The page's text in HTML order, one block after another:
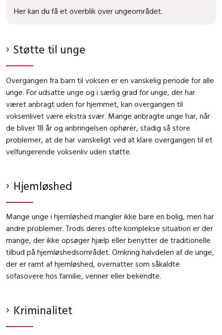
Her kan du få et overblik over ungeområdet.
Støtte til unge
Overgangen fra barn til voksen er en vanskelig periode for alle
unge. For udsatte unge og i særlig grad for unge, der har
været anbragt uden for hjemmet, kan overgangen til
voksenlivet være ekstra svær. Mange anbragte unge har, når
de bliver 18 år og anbringelsen ophører, stadig så store
problemer, at de har vanskeligt ved at klare overgangen til et
velfungerende voksenliv uden støtte.
Hjemløshed
Mange unge i hjemløshed mangler ikke bare en bolig, men har
andre problemer. Trods deres ofte komplekse situation er der
mange, der ikke opsøger hjælp eller benytter de traditionelle
tilbud på hjemløshedsområdet. Omkring halvdelen af de unge,
der er ramt af hjemløshed, overnatter som såkaldte
sofasovere hos familie, venner eller bekendte.
Kriminalitet